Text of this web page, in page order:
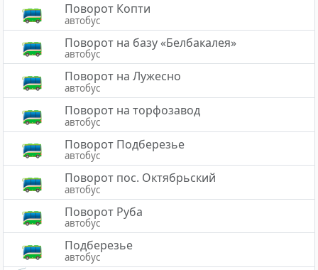
Поворот Копти
автобус
Поворот на базу «Белбакалея»
автобус
Поворот на Лужесно
автобус
Поворот на торфозавод
автобус
Поворот Подберезье
автобус
Поворот пос. Октябрьский
автобус
Поворот Руба
автобус
Подберезье
автобус